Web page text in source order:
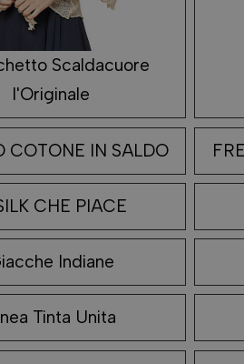
Scaldacuore
l'Originale
COTONE IN SALDO
CHE PIACE
Indiane
Tinta Unita